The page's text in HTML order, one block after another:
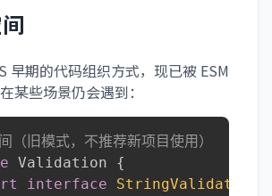
早期的代码组织方式，现已被 ESM
某些场景仍会遇到：
旧模式，不推荐新项目使用）
Validation {
interface StringValidator